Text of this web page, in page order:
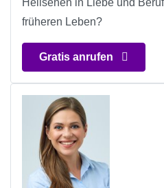
Hellsehen in Liebe und
früheren Leben?
Gratis anrufen